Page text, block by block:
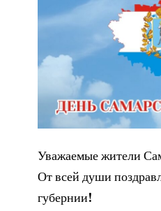
Уважаемые жители
От всей души
губернии!